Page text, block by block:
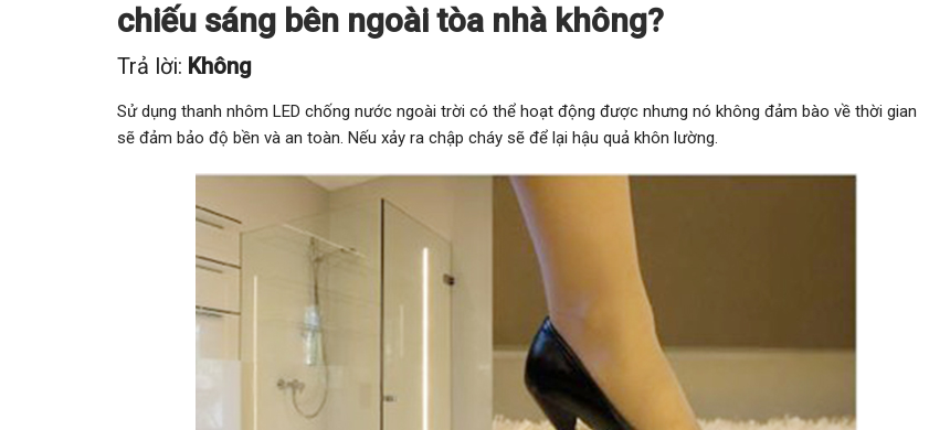
chiếu sáng bên ngoài tòa nhà không?
Trả lời: Không
Sử dụng thanh nhôm LED chống nước ngoài trời có thể hoạt động được nhưng nó không đảm bào về thời gian
sẽ đảm bảo độ bền và an toàn. Nếu xảy ra chập cháy sẽ để lại hậu quả khôn lường.